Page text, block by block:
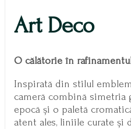
Art Deco
O călătorie în
Inspirată din stilul
cameră combină simetria
epocă și o paletă
atent ales, liniile curate și